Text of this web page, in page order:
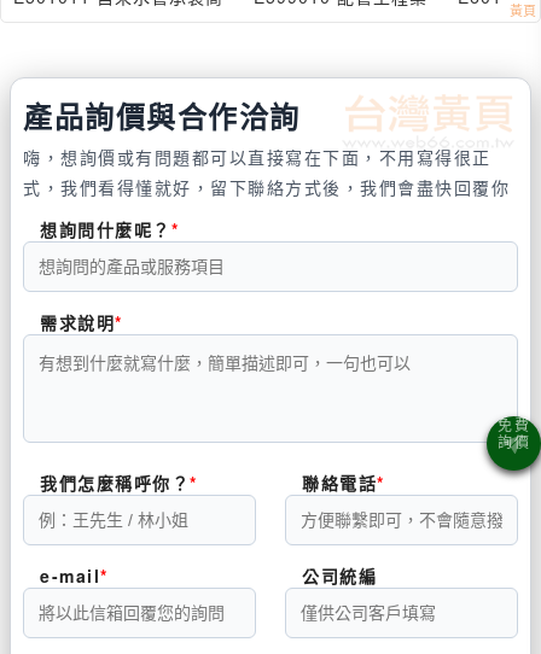
產品詢價與合作洽詢
嗨，想詢價或有問題都可以直接寫在下面，不用寫得很正
式，我們看得懂就好，留下聯絡方式後，我們會盡快回覆你
想詢問什麼呢？
需求說明
我們怎麼稱呼你？ 聯絡電話
e-mail 公司統編